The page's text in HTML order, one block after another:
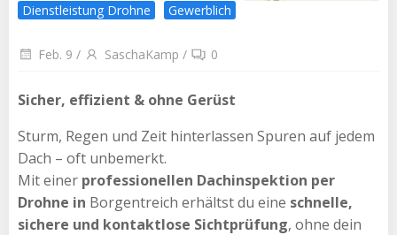
Dienstleistung Drohne Gewerblich
Feb. 9 / SaschaKamp / 0
Sicher, effizient & ohne Gerüst
Sturm, Regen und Zeit hinterlassen Spuren auf jedem
Dach – oft unbemerkt.
Mit einer professionellen Dachinspektion per
Drohne in Borgentreich erhältst du eine schnelle,
sichere und kontaktlose Sichtprüfung, ohne dein